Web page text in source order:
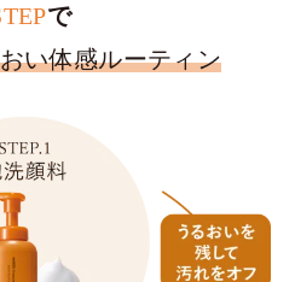
で
い体感ルーティン